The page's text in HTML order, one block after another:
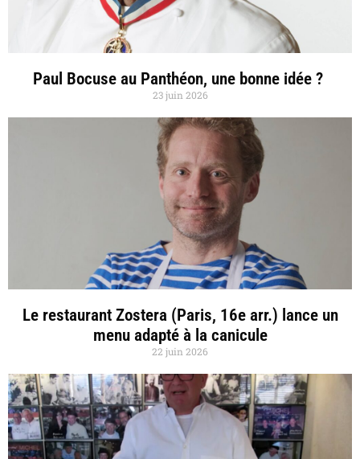
Paul Bocuse au Panthéon, une bonne idée ?
23 juin 2026
Le restaurant Zostera (Paris, 16e arr.) lance un
menu adapté à la canicule
22 juin 2026